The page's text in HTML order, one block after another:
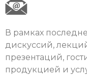
В рамках
дискуссий,
презентаций,
продукцией и